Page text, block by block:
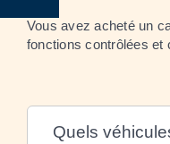
Vous avez acheté un
fonctions contrôlées et
Quels